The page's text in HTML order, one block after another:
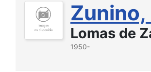
Lomas de
1950-